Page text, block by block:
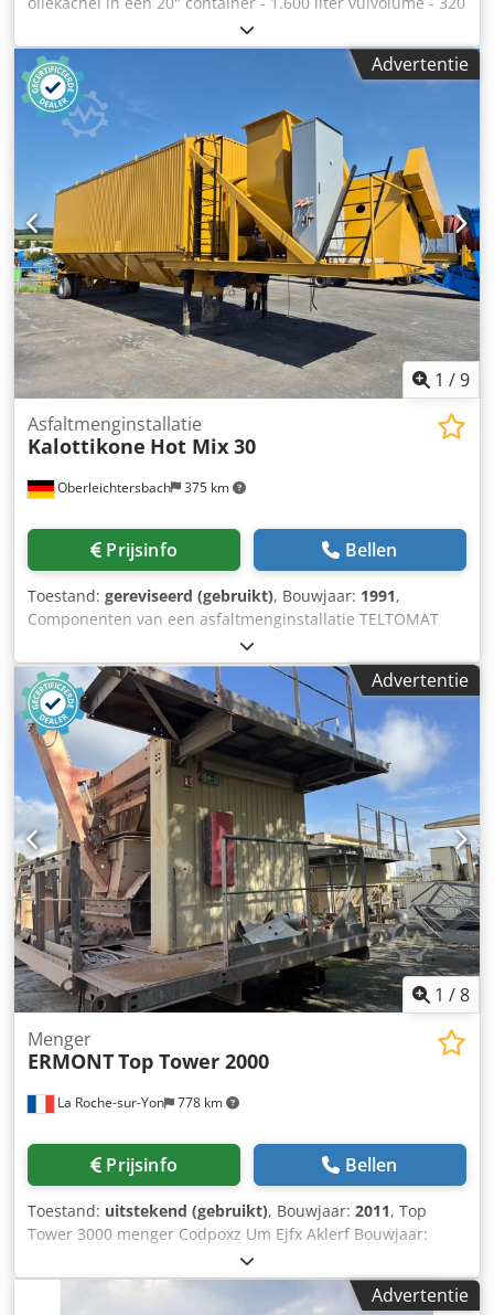
kW Crjdpjwlim Dofx Akljf - Aanvoertemperatuur 300 °C AB
1000 hogetemperatuurketelsAB 1000
hogetemperatuurketels - 1.000 liter capaciteit - Bouwjaar
1978 Brander "Weishaupt" - Type WL40Z-A Het systeem is
functioneel en in goede, gebruikte staat. Onder
voorbehoud van fouten en eerdere verkoop.
Fabriekslocatie: D - 02943 Boxberg, OT Nochten,
Oberlausitz
Advertentie
1 /9
Oberleichtersbach 375 km
Asfaltmenginstallatie
Kalottikone Hot Mix 30
Prijsinfo Bellen
Toestand: gereviseerd (gebruikt), Bouwjaar: 1991,
Componenten van een asfaltmenginstallatie TELTOMAT
menggoedsilo met baklift Crsdpfxstph A Ne Aklof Zeef- en
droogtrommel 2-assige dwangmenger 30.000 L
verwarmingsolietank AMECO filtersysteem Bitumentanks
Silo's met schroeftransporteur
Advertentie
1 /8
La Roche-sur-Yon 778 km
Menger
ERMONTTop Tower 2000
Prijsinfo Bellen
Toestand: uitstekend (gebruikt), Bouwjaar: 2011, Top
Tower 3000 menger Codpoxz Um Ejfx Aklerf Bouwjaar:
2011 Capaciteit: 200 ton/uur Verwerkte hoeveelheid:
800.000 ton
Advertentie